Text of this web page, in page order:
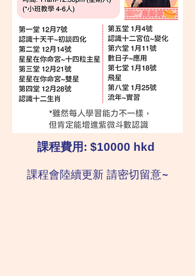
課程費用: $10000 hkd
課程會陸續更新 請密切留意~